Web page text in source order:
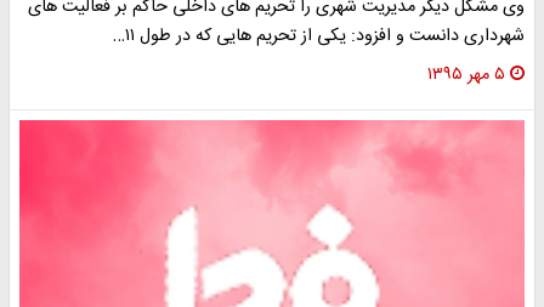
مشکل دیگر مدیریت شهری را تحریم های داخلی حاکم بر فعالیت های
دانست و افزود: یکی از تحریم هایی که در طول ۱۱…
۵ مهر ۱۳۹۵